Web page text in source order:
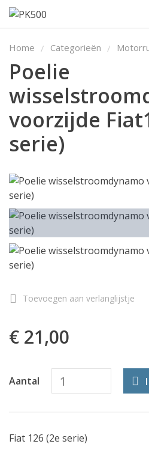
Home Categorieën
Poelie
voorzijde
serie)
Toevoegen aan verlanglijstje
€ 21,00
Aantal
Fiat 126 (2e serie)